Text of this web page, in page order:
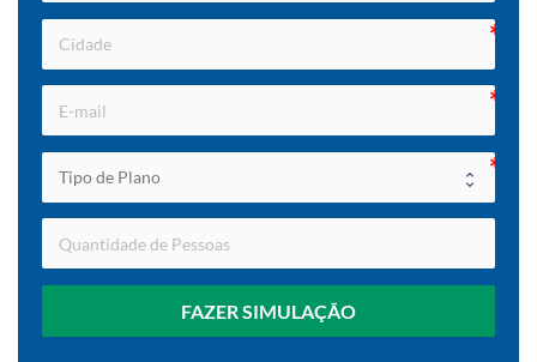
FAZER SIMULAÇÃO